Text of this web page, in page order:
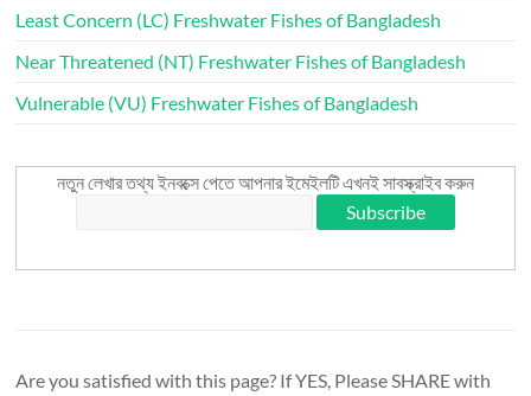
Least Concern (LC) Freshwater Fishes of Bangladesh
Near Threatened (NT) Freshwater Fishes of Bangladesh
Vulnerable (VU) Freshwater Fishes of Bangladesh
নতুন লেখার তথ্য ইনবক্সে পেতে আপনার ইমেইলটি এখনই সাবস্ক্রাইব করুন
Are you satisfied with this page? If YES, Please SHARE with